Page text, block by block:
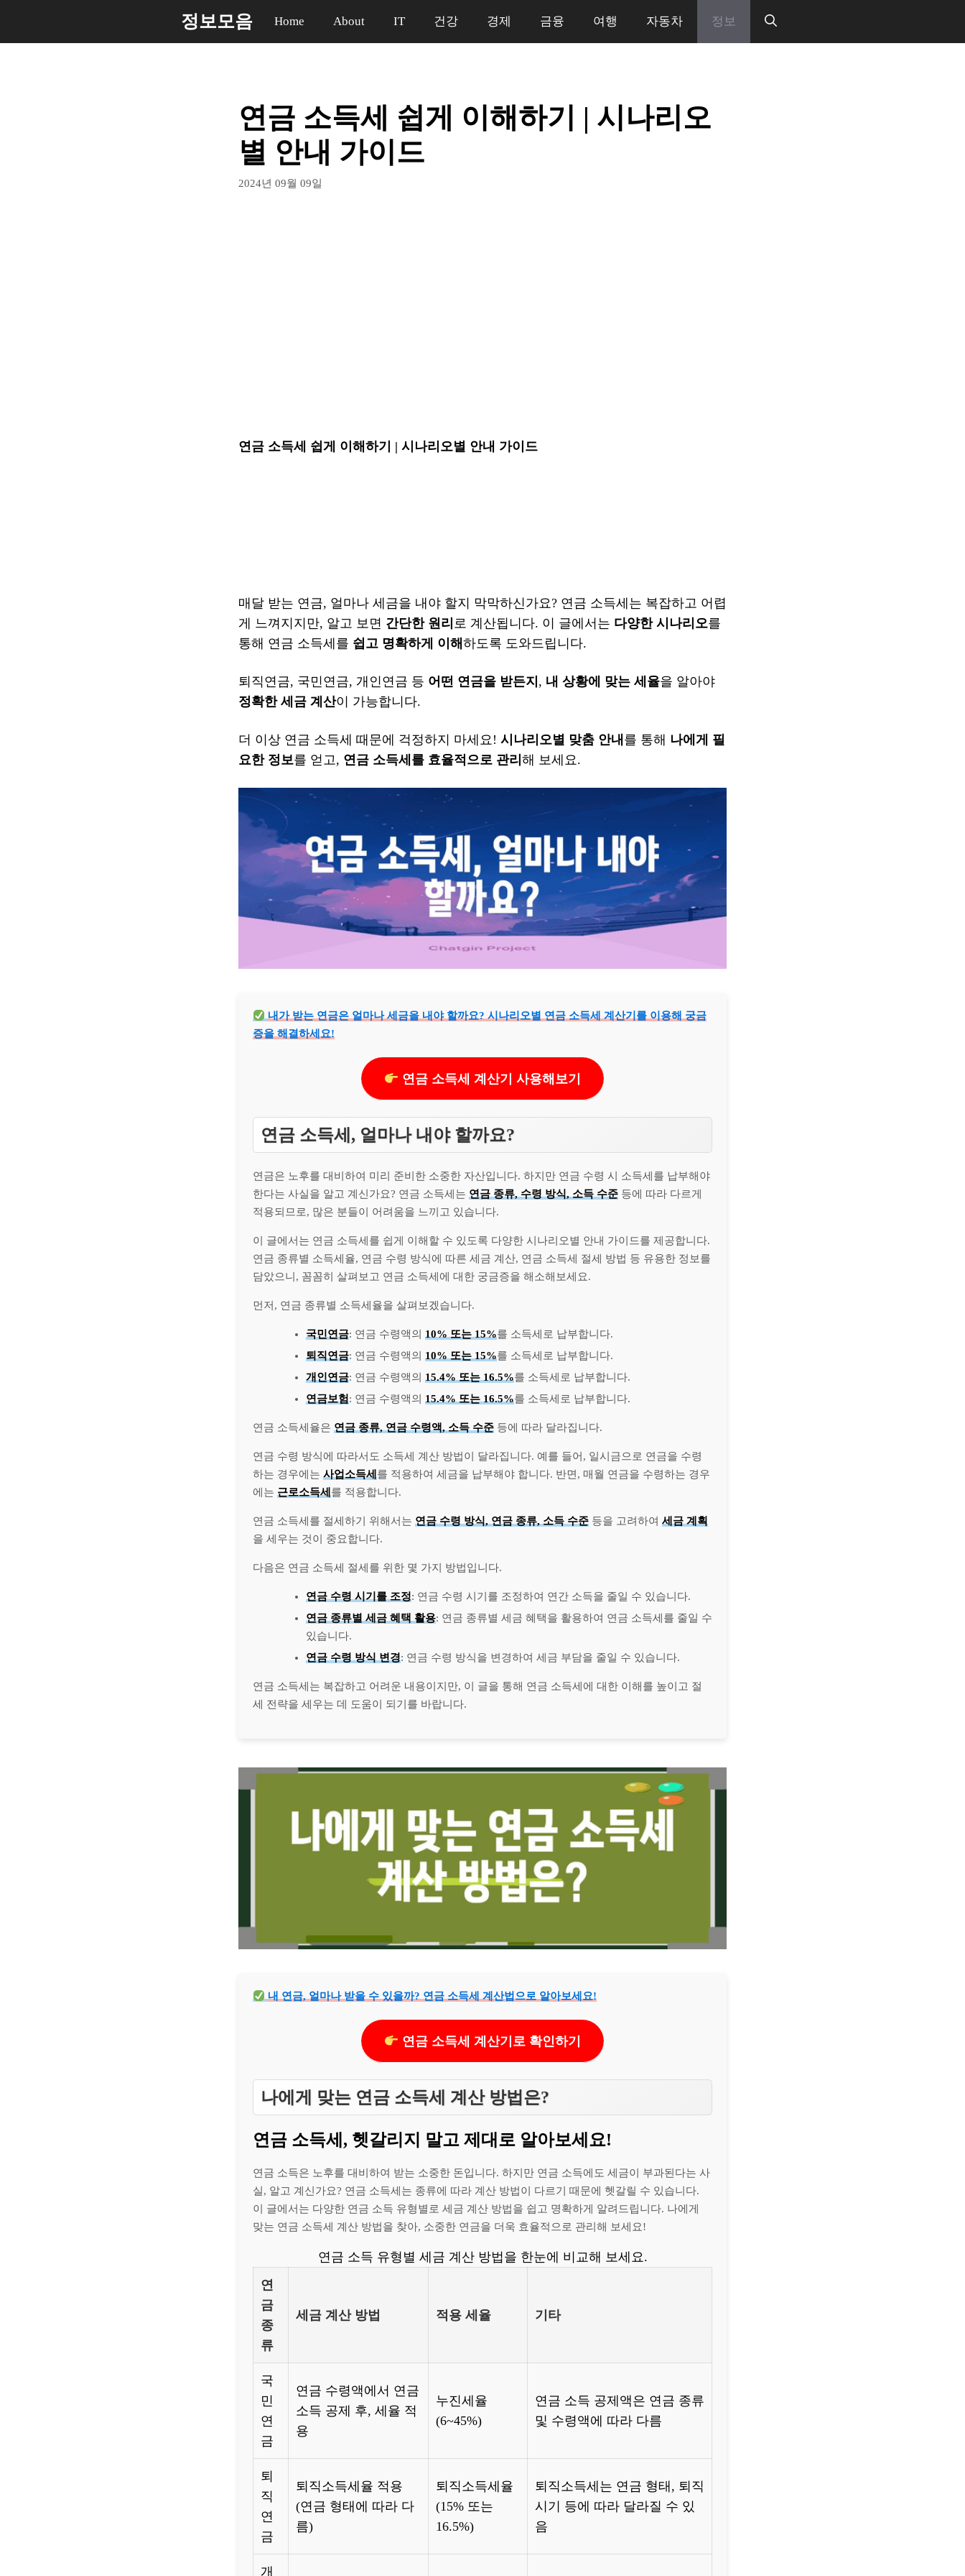
정보모음 Home About IT 건강 경제 금융 여행 자동차 정보
연금 소득세 쉽게 이해하기 | 시나리오
별 안내 가이드
2024년 09월 09일
연금 소득세 쉽게 이해하기 | 시나리오별 안내 가이드
매달 받는 연금, 얼마나 세금을 내야 할지 막막하신가요? 연금 소득세는 복잡하고 어렵
게 느껴지지만, 알고 보면 간단한 원리 로 계산됩니다. 이 글에서는 다양한 시나리오를
통해 연금 소득세를 쉽고 명확하게 이해 하도록 도와드립니다.
퇴직연금, 국민연금, 개인연금 등 어떤 연금을 받든지 , 내 상황에 맞는 세율을 알아야
정확한 세금 계산이 가능합니다.
더 이상 연금 소득세 때문에 걱정하지 마세요! 시나리오별 맞춤 안내 를 통해 나에게 필
요한 정보를 얻고, 연금 소득세를 효율적으로 관리 해 보세요.
내가 받는 연금은 얼마나 세금을 내야 할까요? 시나리오별 연금 소득세 계산기를 이용해 궁금
증을 해결하세요!
연금 소득세 계산기 사용해보기
연금 소득세, 얼마나 내야 할까요?
연금은 노후를 대비하여 미리 준비한 소중한 자산입니다. 하지만 연금 수령 시 소득세를 납부해야
한다는 사실을 알고 계신가요? 연금 소득세는 연금 종류, 수령 방식, 소득 수준 등에 따라 다르게
적용되므로, 많은 분들이 어려움을 느끼고 있습니다.
이 글에서는 연금 소득세를 쉽게 이해할 수 있도록 다양한 시나리오별 안내 가이드를 제공합니다.
연금 종류별 소득세율, 연금 수령 방식에 따른 세금 계산, 연금 소득세 절세 방법 등 유용한 정보를
담았으니, 꼼꼼히 살펴보고 연금 소득세에 대한 궁금증을 해소해보세요.
먼저, 연금 종류별 소득세율을 살펴보겠습니다.
국민연금: 연금 수령액의 10% 또는 15%를 소득세로 납부합니다.
퇴직연금: 연금 수령액의 10% 또는 15%를 소득세로 납부합니다.
개인연금: 연금 수령액의 15.4% 또는 16.5%를 소득세로 납부합니다.
연금보험: 연금 수령액의 15.4% 또는 16.5%를 소득세로 납부합니다.
연금 소득세율은 연금 종류, 연금 수령액, 소득 수준 등에 따라 달라집니다.
연금 수령 방식에 따라서도 소득세 계산 방법이 달라집니다. 예를 들어, 일시금으로 연금을 수령
하는 경우에는 사업소득세를 적용하여 세금을 납부해야 합니다. 반면, 매월 연금을 수령하는 경우
에는 근로소득세를 적용합니다.
연금 소득세를 절세하기 위해서는 연금 수령 방식, 연금 종류, 소득 수준 등을 고려하여 세금 계획
을 세우는 것이 중요합니다.
다음은 연금 소득세 절세를 위한 몇 가지 방법입니다.
연금 수령 시기를 조정: 연금 수령 시기를 조정하여 연간 소득을 줄일 수 있습니다.
연금 종류별 세금 혜택 활용: 연금 종류별 세금 혜택을 활용하여 연금 소득세를 줄일 수
있습니다.
연금 수령 방식 변경: 연금 수령 방식을 변경하여 세금 부담을 줄일 수 있습니다.
연금 소득세는 복잡하고 어려운 내용이지만, 이 글을 통해 연금 소득세에 대한 이해를 높이고 절
세 전략을 세우는 데 도움이 되기를 바랍니다.
내 연금, 얼마나 받을 수 있을까? 연금 소득세 계산법으로 알아보세요!
연금 소득세 계산기로 확인하기
나에게 맞는 연금 소득세 계산 방법은?
연금 소득세, 헷갈리지 말고 제대로 알아보세요!
연금 소득은 노후를 대비하여 받는 소중한 돈입니다. 하지만 연금 소득에도 세금이 부과된다는 사
실, 알고 계신가요? 연금 소득세는 종류에 따라 계산 방법이 다르기 때문에 헷갈릴 수 있습니다.
이 글에서는 다양한 연금 소득 유형별로 세금 계산 방법을 쉽고 명확하게 알려드립니다. 나에게
맞는 연금 소득세 계산 방법을 찾아, 소중한 연금을 더욱 효율적으로 관리해 보세요!
연금 소득 유형별 세금 계산 방법을 한눈에 비교해 보세요.
연
금
종
류
세금 계산 방법 적용 세율 기타
국
민
연
금
연금 수령액에서 연금
소득 공제 후, 세율 적
용
누진세율
(6~45%)
연금 소득 공제액은 연금 종류
및 수령액에 따라 다름
퇴
직
연
금
퇴직소득세율 적용
(연금 형태에 따라 다
름)
퇴직소득세율
(15% 또는
16.5%)
퇴직소득세는 연금 형태, 퇴직
시기 등에 따라 달라질 수 있
음
개